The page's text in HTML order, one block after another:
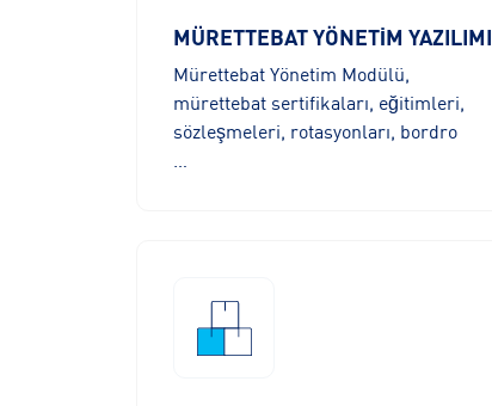
MÜRETTEBAT YÖNETİM YAZILIMI
Mürettebat Yönetim Modülü,
mürettebat sertifikaları, eğitimleri,
sözleşmeleri, rotasyonları, bordro
…